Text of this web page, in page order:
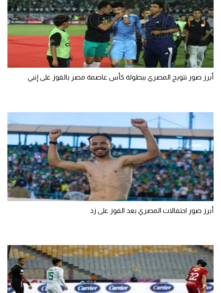
الوطن العربي
في المونديال
رياضة نسائية
ركن الألعاب
أقسام خاصة
Gamers
ميركاتو
تحقيق في الجول
حكايات في الجول
كويز في الجول
أبرز صور تتويج المصري ببطولة كأس عاصمة مصر بالفوز على إنبي
أبرز صور احتفالات المصري بعد الفوز على زد